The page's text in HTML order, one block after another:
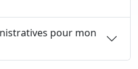
pour mon